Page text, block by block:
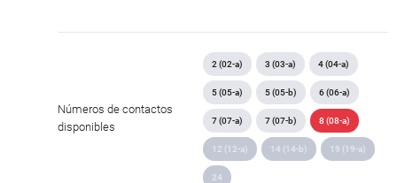
Números de contactos
disponibles
2 (02-a) 3 (03-a) 4 (04-a)
5 (05-a) 5 (05-b) 6 (06-a)
7 (07-a) 7 (07-b) 8 (08-a)
12 (12-a) 14 (14-b) 19 (19-a)
24